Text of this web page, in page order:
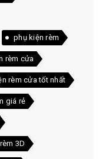
phụ kiện rèm
rèm cửa
rèm cửa tốt nhất
giá rẻ
rèm 3D